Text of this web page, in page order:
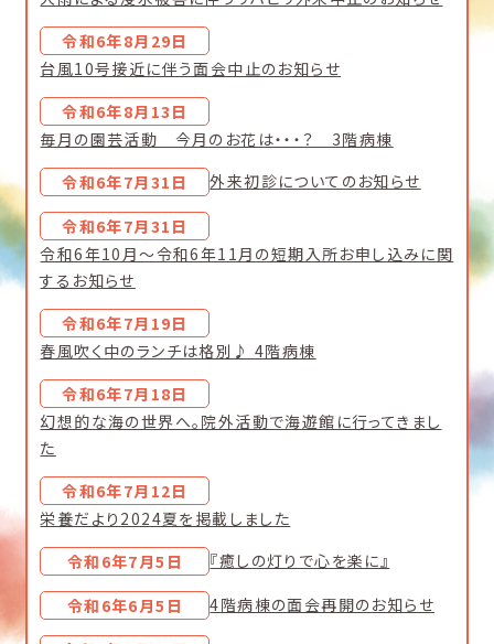
令和6年8月29日
台風10号接近に伴う面会中止のお知らせ
令和6年8月13日
毎月の園芸活動 今月のお花は・・・？ 3階病棟
令和6年7月31日
外来初診についてのお知らせ
令和6年7月31日
令和6年10月～令和6年11月の短期入所お申し込みに関
するお知らせ
令和6年7月19日
春風吹く中のランチは格別♪ 4階病棟
令和6年7月18日
幻想的な海の世界へ。院外活動で海遊館に行ってきまし
た
令和6年7月12日
栄養だより2024夏を掲載しました
令和6年7月5日
『癒しの灯りで心を楽に』
令和6年6月5日 4階病棟の面会再開のお知らせ